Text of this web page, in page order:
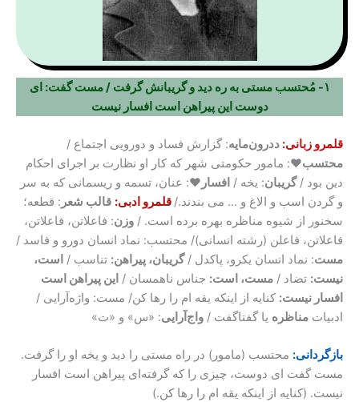
۱- مُحتسب مستی به ره دید و گریبانش گرفت / مست گفت: ای
دوست این پیراهن است افسار نیست
قلمرو زبانی: ددرون‌مایه: گزارش فساد و دورویی اجتماع /
محتسب♥: مامور حکومتی شهر که کار او نظارت بر اجرای احکام
دین بود /گریبان: یخه / افسار♥: عنان، تسمه و ریسمانی که به سر
و گردن اسب و الاغ و … می بندند./ قلمرو ادبی: قالب شعر : قطعه؛
سخنور از شیوه مناظره بهره برده است. / وزن: فاعلاتن، فاعلاتن،
فاعلاتن، فاعلن (رشته انسانی)/ محتسب: نماد انسان دورو و فاسد /
مست: نماد انسان یکرو، پاکدل /گریبان، پیراهن: تناسب / است،
نیست: تضاد / مست، است: جناس ناهمسان / این پیراهن است
افسار نیست: کنایه از اینکه یقه ام را رها کن/ مست: واژه‌آرایی /
ادبیات مناظره یا گفتاگفت / واج‌آرایی: «س» و «ت»
بازگردانی: محتسب (مامور) در راه مستی را دید و یخه او را گرفت.
مست گفت ای دوست، چیزی را که گرفته‌ای پیراهن است افسار
نیست. (کنایه از اینکه یقه ام را رها کن.)